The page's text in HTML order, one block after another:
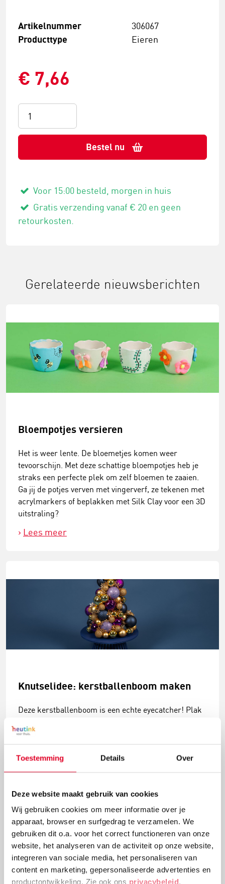
Toestemming Details Over
Deze website maakt gebruik van cookies
Wij gebruiken cookies om meer informatie over je
apparaat, browser en surfgedrag te verzamelen. We
gebruiken dit o.a. voor het correct functioneren van onze
website, het analyseren van de activiteit op onze website,
integreren van sociale media, het personaliseren van
content en marketing, gepersonaliseerde advertenties en
productontwikkeling. Zie ook ons privacybeleid,
Artikelnummer 306067
Producttype Eieren
€ 7,66
Bestel nu
Voor 15:00 besteld, morgen in huis
Gratis verzending vanaf € 20 en geen
retourkosten.
Gerelateerde nieuwsberichten
Bloempotjes versieren
Het is weer lente. De bloemetjes komen weer
tevoorschijn. Met deze schattige bloempotjes heb je
straks een perfecte plek om zelf bloemen te zaaien.
Ga jij de potjes verven met vingerverf, ze tekenen met
acrylmarkers of beplakken met Silk Clay voor een 3D
uitstraling?
Lees meer
Knutselidee: kerstballenboom maken
Deze kerstballenboom is een echte eyecatcher! Plak
versieringen aan elkaar tot deze mooie
Lees meer